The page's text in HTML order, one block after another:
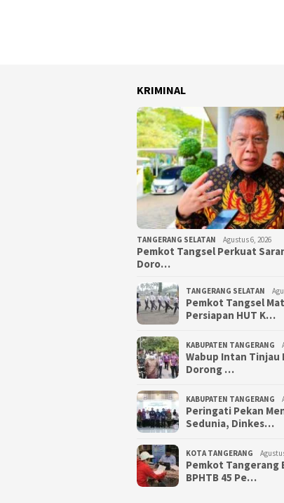
KRIMINAL
TANGERANG SELATAN Agustus 6, 2026
Pemkot Tangsel Perkuat
Doro…
TANGERANG SELATAN
Pemkot Tangsel
Persiapan HUT K…
KABUPATEN TANGERANG
Wabup Intan Tinjau
Dorong …
KABUPATEN TANGERANG
Peringati Pekan
Sedunia, Dinkes…
KOTA TANGERANG
Pemkot Tangerang
BPHTB 45 Pe…